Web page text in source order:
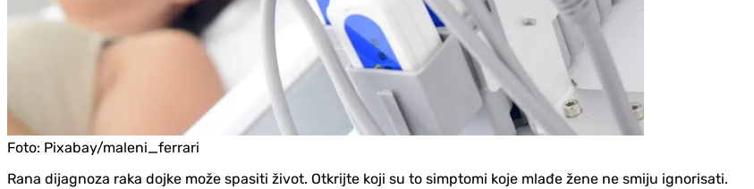
Foto: Pixabay/maleni_ferrari
Rana dijagnoza raka dojke može spasiti život. Otkrijte koji su to simptomi koje mlađe žene ne smiju ignorisati.